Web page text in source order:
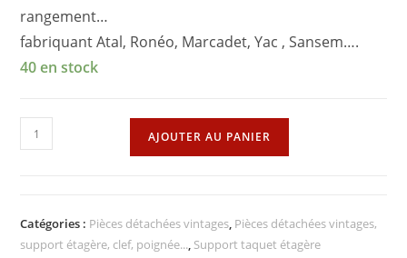
rangement…
fabriquant Atal, Ronéo, Marcadet, Yac , Sansem….
40 en stock
quantité
de
étagère
AJOUTER AU PANIER
Catégories : Pièces détachées vintages, Pièces détachées vintages,
support étagère, clef, poignée..., Support taquet étagère